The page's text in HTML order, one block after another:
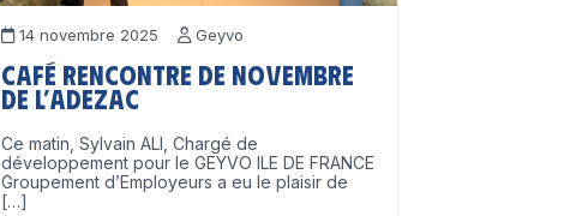
14 novembre 2025 Geyvo
Café Rencontre de Novembre
de l’ADEZAC
Ce matin, Sylvain ALI, Chargé de
développement pour le GEYVO ILE DE FRANCE
Groupement d’Employeurs a eu le plaisir de
[…]